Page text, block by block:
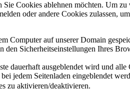
Cookies ablehnen möchten. Um
oder andere Cookies zulassen,
Computer auf unserer Domain
den Sicherheitseinstellungen Ihres
dauerhaft ausgeblendet wird und
jedem Seitenladen eingeblendet
zu aktivieren/deaktivieren.